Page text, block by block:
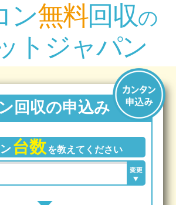
ン無料回収の
トジャパン
回収の申込み
台数を教えてください